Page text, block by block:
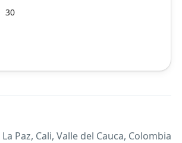
30
La Paz, Cali, Valle del Cauca, Colombia